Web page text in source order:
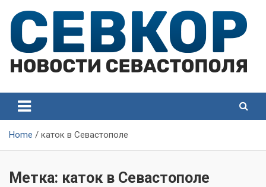
content
Севастополя
Севастополя
Home каток в Севастополе
Метка: каток в Севастополе